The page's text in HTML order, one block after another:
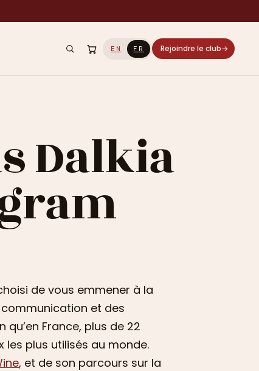
EN FR Rejoindre le club→
Dalkia
de vous emmener à la
communication et des
France, plus de 22
les plus utilisés au monde.
, et de son parcours sur la